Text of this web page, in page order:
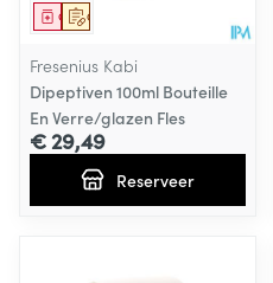
Op voorschrift
Geneesmiddel
Fresenius Kabi
Dipeptiven 100ml Bouteille
En Verre/glazen Fles
€ 29,49
Reserveer